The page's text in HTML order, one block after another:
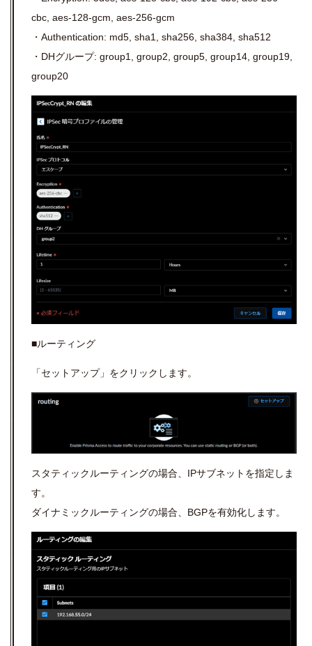
cbc, aes-128-gcm, aes-256-gcm
・Authentication: md5, sha1, sha256, sha384, sha512
・DHグループ: group1, group2, group5, group14, group19,
group20
■ルーティング
「セットアップ」をクリックします。
スタティックルーティングの場合、 IPサブネットを指定しま
す。
ダイナミックルーティングの場合、 BGPを有効化します。